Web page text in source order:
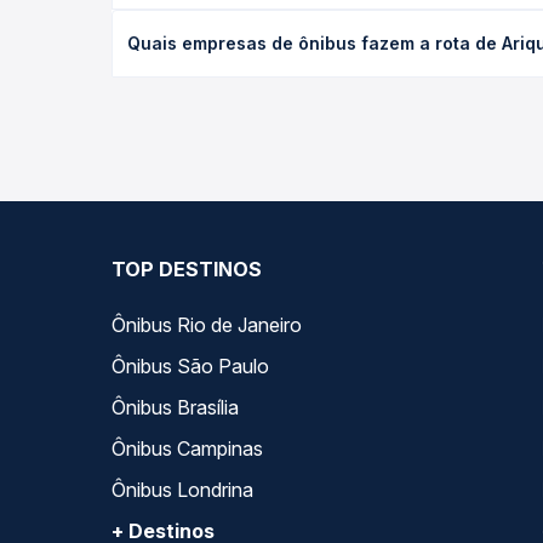
antecedência da compra. Na Quero Passagem
Quais empresas de ônibus fazem a rota de
TOP DESTINOS
Ônibus Rio de Janeiro
Ônibus São Paulo
Ônibus Brasília
Ônibus Campinas
Ônibus Londrina
+ Destinos